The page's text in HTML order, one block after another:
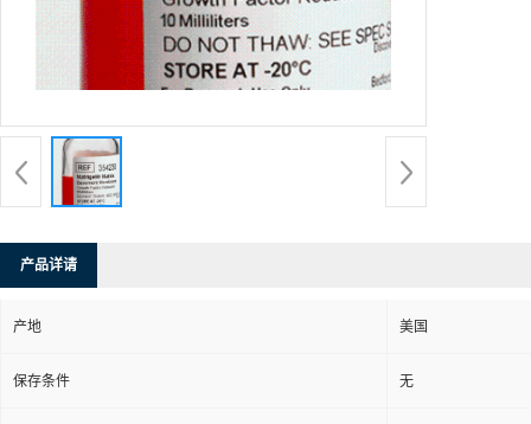
产品详请
产地 美国
保存条件 无